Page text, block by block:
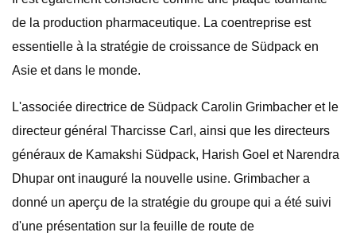
de la production pharmaceutique. La coentreprise est
essentielle à la stratégie de croissance de Südpack en
Asie et dans le monde.
L'associée directrice de Südpack Carolin Grimbacher et le
directeur général Tharcisse Carl, ainsi que les directeurs
généraux de Kamakshi Südpack, Harish Goel et Narendra
Dhupar ont inauguré la nouvelle usine. Grimbacher a
donné un aperçu de la stratégie du groupe qui a été suivi
d'une présentation sur la feuille de route de